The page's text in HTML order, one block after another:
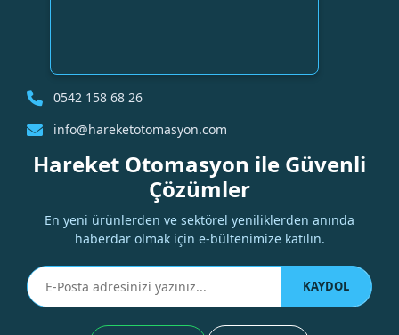
0542 158 68 26
info@hareketotomasyon.com
Hareket Otomasyon ile Güvenli
Çözümler
En yeni ürünlerden ve sektörel yeniliklerden anında
haberdar olmak için e-bültenimize katılın.
KAYDOL